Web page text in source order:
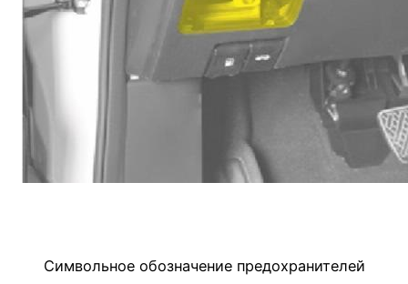
Символьное обозначение предохранителей